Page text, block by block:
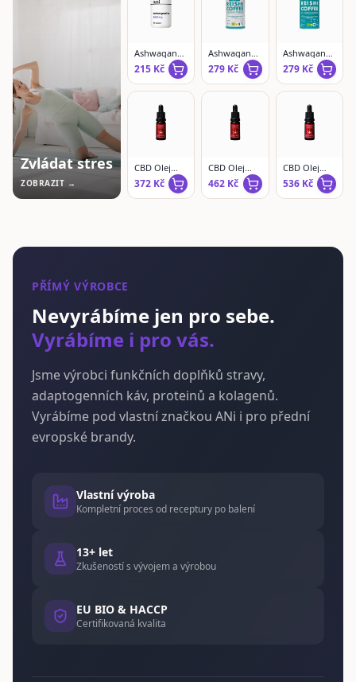
Zvládat stres
ZOBRAZIT →
Ashwagandha
kapsle
215 Kč
Ashwagandha
– káva s
Reishi |
instantní
279 Kč
Ashwagandha
– káva s
Reishi |
mletá
279 Kč
CBD Olej
Full
Spectrum 10
% –
372 Kč
CBD Olej
Full
Spectrum 15
% –
462 Kč
CBD Olej
Full
Spectrum 20
% –
536 Kč
PŘÍMÝ VÝROBCE
Nevyrábíme jen pro sebe.
Vyrábíme i pro vás.
Jsme výrobci funkčních doplňků stravy,
adaptogenních káv, proteinů a kolagenů.
Vyrábíme pod vlastní značkou ANi i pro přední
evropské brandy.
Vlastní výroba
Kompletní proces od receptury po balení
13+ let
Zkušeností s vývojem a výrobou
EU BIO & HACCP
Certifikovaná kvalita